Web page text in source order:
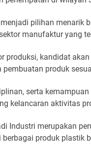
pilihan menarik
manufaktur yang
produksi, kandidat
pembuatan produk
serta
kelancaran aktivitas
Industri merupakan
berbagai produk plastik